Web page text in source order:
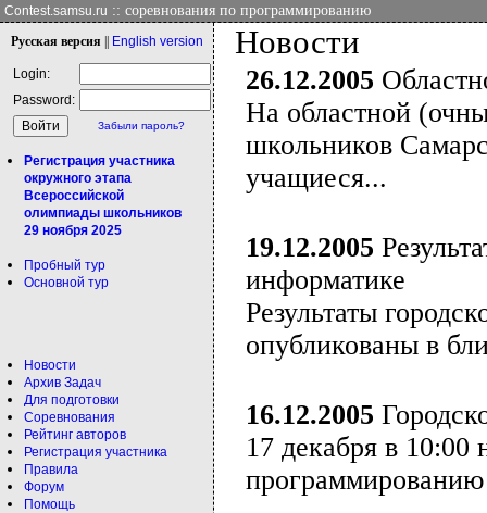
Contest.samsu.ru :: соревнования по программированию
Русская версия Eng lish version
Login:
Password:
Забыли пароль?
Регистрация участника
окружного этапа
Всероссийской
олимпиады школьников
29 ноября 2025
Пробный тур
Основной тур
Новости
Архив Задач
Для подготовки
Соревнования
Рейтинг авторов
Регистрация участника
Правила
Форум
Помощь
Новости
26.12.2005
На областной
школьников
учащиеся...
19.12.2005
информатике
Результаты
опубликованы в
16.12.2005
17 декабря в 10:00
программированию